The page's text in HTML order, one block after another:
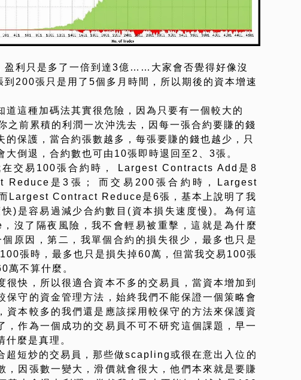
盈利只是多了一倍到達3億……大家會否覺得好像沒
200張只是用了5個多月時間，所以期後的資本增速
道這種加碼法其實很危險，因為只要有一個較大的
之前累積的利潤一次沖洗去，因每一張合約要賺的錢
的保護，當合約張數越多，每張要賺的錢也越少，只
大倒退，合約數也可由10張即時退回至2、3張。
在交易100張合約時， Largest Contracts Add是8
Reduce是3張； 而交易200張合約時，Largest
Largest Contract Reduce是6張，基本上說明了我
)是容易過減少合約數目(資本損失速度慢)。為何這
沒了隔夜風險，我不會輕易被重擊，這就是為什麼
原因，第二，我單個合約的損失很少，最多也只是
張時，最多也只是損失掉60萬，但當我交易100張
萬不算什麼。
很快，所以很適合資本不多的交易員，當資本增加到
保守的資金管理方法，始終我們不能保證一個策略會
資本較多的我們還是應該採用較保守的方法來保護資
，作為一個成功的交易員不可不研究這個課題，早一
麼是真理。
超短炒的交易員，那些做scapling或很在意出入位的
，因張數一變大，滑價就會很大，他們本來就是要賺